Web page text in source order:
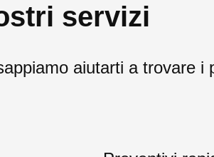
servizi
aiutarti a trovare i